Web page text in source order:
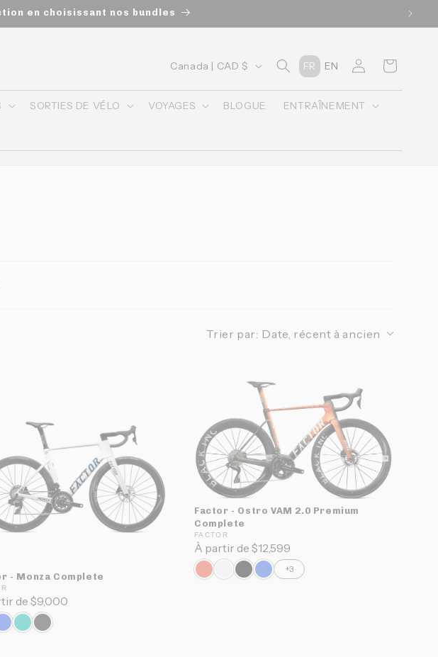
en choisissant nos bundles
SORTIES DE VÉLO VOYAGES BLOGUE ENTRAÎNEMENT
P
a
y
/
Canada | CAD $ FR ENConnexionPanier
Trier par: Date, récent à ancien
- Monza Complete
de $9,000
Factor - Ostro VAM 2.0 Premium
Complete
FACTOR
À partir de $12,599
+3